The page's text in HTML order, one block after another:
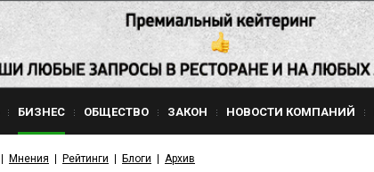
БИЗНЕС ОБЩЕСТВО ЗАКОН НОВОСТИ КОМПАНИЙ
Мнения Рейтинги Блоги Архив